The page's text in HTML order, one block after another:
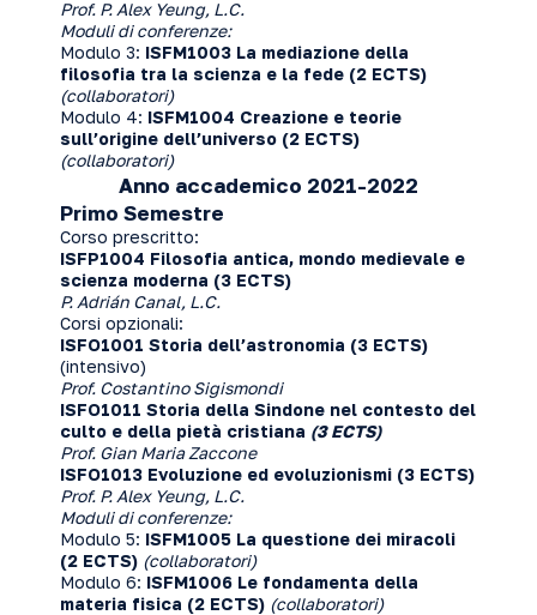
Prof. P. Alex Yeung, L.C.
Moduli di conferenze:
Modulo 3: ISFM1003 La mediazione della
filosofia tra la scienza e la fede (2 ECTS)
(collaboratori)
Modulo 4: ISFM1004 Creazione e teorie
sull’origine dell’universo (2 ECTS)
(collaboratori)
Anno accademico 2021-2022
Primo Semestre
Corso prescritto:
ISFP1004 Filosofia antica, mondo medievale e
scienza moderna (3 ECTS)
P. Adrián Canal, L.C.
Corsi opzionali:
ISFO1001 Storia dell’astronomia (3 ECTS)
(intensivo)
Prof. Costantino Sigismondi
ISFO1011 Storia della Sindone nel contesto del
culto e della pietà cristiana (3 ECTS)
Prof. Gian Maria Zaccone
ISFO1013 Evoluzione ed evoluzionismi (3 ECTS)
Prof. P. Alex Yeung, L.C.
Moduli di conferenze:
Modulo 5: ISFM1005 La questione dei miracoli
(2 ECTS) (collaboratori)
Modulo 6: ISFM1006 Le fondamenta della
materia fisica (2 ECTS) (collaboratori)